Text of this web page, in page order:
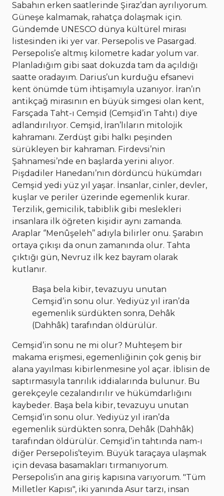
Sabahın erken saatlerinde Şiraz’dan ayrılıyorum.
Güneşe kalmamak, rahatça dolaşmak için.
Gündemde UNESCO dünya kültürel mirası
listesinden iki yer var. Persepolis ve Pasargad.
Persepolis’e altmış kilometre kadar yolum var.
Planladığım gibi saat dokuzda tam da açıldığı
saatte oradayım. Darius’un kurduğu efsanevi
kent önümde tüm ihtişamıyla uzanıyor. İran’ın
antikçağ mirasının en büyük simgesi olan kent,
Farsçada Taht-ı Cemşid (Cemşid’in Tahtı) diye
adlandırılıyor. Cemşid, İran’lıların mitolojik
kahramanı. Zerdüşt gibi halkı peşinden
sürükleyen bir kahraman. Firdevsi’nin
Şahnamesi’nde en başlarda yerini alıyor.
Pişdadiler Hanedanı’nın dördüncü hükümdarı
Cemşid yedi yüz yıl yaşar. İnsanlar, cinler, devler,
kuşlar ve periler üzerinde egemenlik kurar.
Terzilik, gemicilik, tabiblik gibi meslekleri
insanlara ilk öğreten kişidir aynı zamanda.
Araplar ‘’Menûşeleh’’ adıyla bilirler onu. Şarabın
ortaya çıkışı da onun zamanında olur. Tahta
çıktığı gün, Nevruz ilk kez bayram olarak
kutlanır.
Başa bela kibir, tevazuyu unutan
Cemşid’in sonu olur. Yediyüz yıl iran’da
egemenlik sürdükten sonra, Dehâk
(Dahhâk) tarafından öldürülür.
Cemşid’in sonu ne mi olur? Muhteşem bir
makama erişmesi, egemenliğinin çok geniş bir
alana yayılması kibirlenmesine yol açar. İblisin de
saptırmasıyla tanrılık iddialarında bulunur. Bu
gerekçeyle cezalandırılır ve hükümdarlığını
kaybeder. Başa bela kibir, tevazuyu unutan
Cemşid’in sonu olur. Yediyüz yıl iran’da
egemenlik sürdükten sonra, Dehâk (Dahhâk)
tarafından öldürülür. Cemşid’in tahtında nam-ı
diğer Persepolis’teyim. Büyük taraçaya ulaşmak
için devasa basamakları tırmanıyorum.
Persepolis’in ana giriş kapısına varıyorum. "Tüm
Milletler Kapısı", iki yanında Asur tarzı, insan